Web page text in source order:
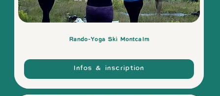
Rando-Yoga Ski Montcalm
Infos & inscription